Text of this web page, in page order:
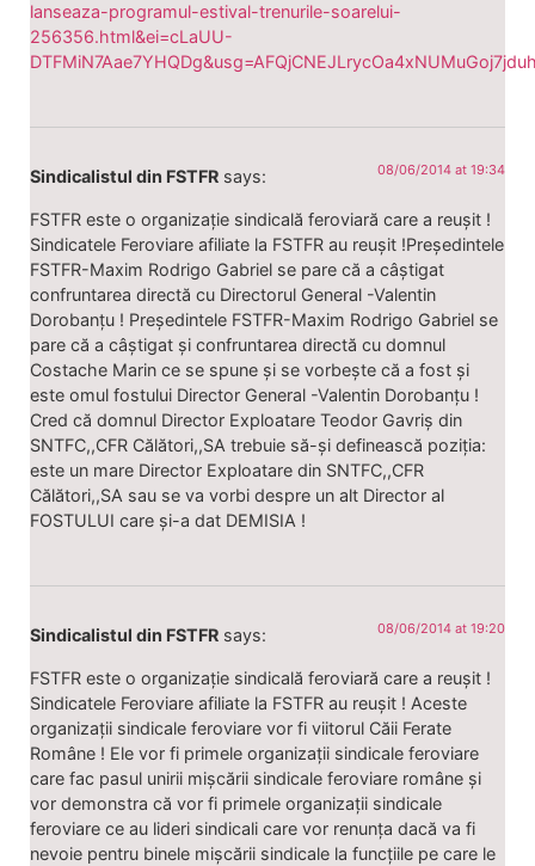
lanseaza-programul-estival-trenurile-soarelui-
256356.html&ei=cLaUU-
Sindicalistul din FSTFR says: 08/06/2014 at 19:34
FSTFR este o organizație sindicală feroviară care a reușit !
Sindicatele Feroviare afiliate la FSTFR au reușit !Președintele
FSTFR-Maxim Rodrigo Gabriel se pare că a câștigat
confruntarea directă cu Directorul General -Valentin
Dorobanțu ! Președintele FSTFR-Maxim Rodrigo Gabriel se
pare că a câștigat și confruntarea directă cu domnul
Costache Marin ce se spune și se vorbește că a fost și
este omul fostului Director General -Valentin Dorobanțu !
Cred că domnul Director Exploatare Teodor Gavriș din
SNTFC,,CFR Călători,,SA trebuie să-și definească poziția:
este un mare Director Exploatare din SNTFC,,CFR
Călători,,SA sau se va vorbi despre un alt Director al
FOSTULUI care și-a dat DEMISIA !
Sindicalistul din FSTFR says: 08/06/2014 at 19:20
FSTFR este o organizație sindicală feroviară care a reușit !
Sindicatele Feroviare afiliate la FSTFR au reușit ! Aceste
organizații sindicale feroviare vor fi viitorul Căii Ferate
Române ! Ele vor fi primele organizații sindicale feroviare
care fac pasul unirii mișcării sindicale feroviare române și
vor demonstra că vor fi primele organizații sindicale
feroviare ce au lideri sindicali care vor renunța dacă va fi
nevoie pentru binele mișcării sindicale la funcțiile pe care le